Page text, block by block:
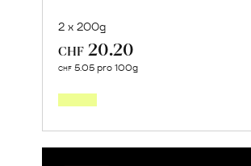
2 x 200g
CHF 20.20
CHF 5.05 pro 100g
erfahren